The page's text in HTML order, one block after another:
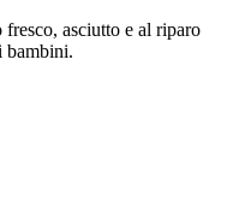
asciutto e al riparo
bambini.